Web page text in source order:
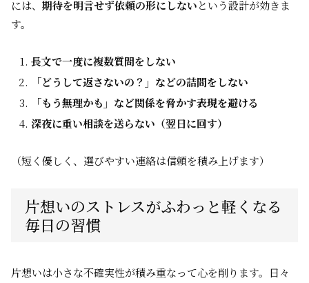
には、 期待を明言せず依頼の形にしないという設計が効きま
す。
長文で一度に複数質問をしない
「どうして返さないの？」などの詰問をしない
「もう無理かも」など関係を脅かす表現を避ける
深夜に重い相談を送らない（翌日に回す）
（短く優しく、選びやすい連絡は信頼を積み上げます）
片想いのストレスがふわっと軽くなる
毎日の習慣
片想いは小さな不確実性が積み重なって心を削ります。日々